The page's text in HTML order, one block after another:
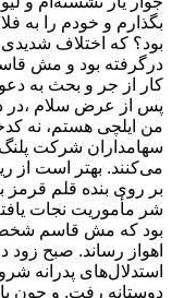
بگذارم و خودم را به
بود؟ که اختلاف
درگرفته بود و مش
کار از جر و بحث به
پس از عرض سلام ،در
من ایلچی هستم، نه
سهامداران شرکت
می‌کنند. بهتر است از
بر روی بنده قلم قرمز
شر مأموریت نجات
بود که مش قاسم
اهواز رساند. صبح زود
استدلال‌های پدرانه
دوستانه رفت. و چون